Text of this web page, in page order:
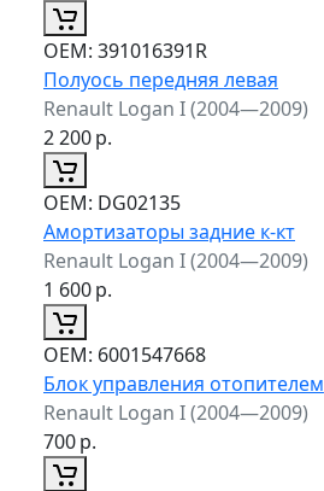
ОЕМ: 391016391R
Полуось передняя левая
Renault Logan I (2004—2009)
2 200р.
ОЕМ: DG02135
Амортизаторы задние к-кт
Renault Logan I (2004—2009)
1 600р.
ОЕМ: 6001547668
Блок управления отопителем
Renault Logan I (2004—2009)
700р.